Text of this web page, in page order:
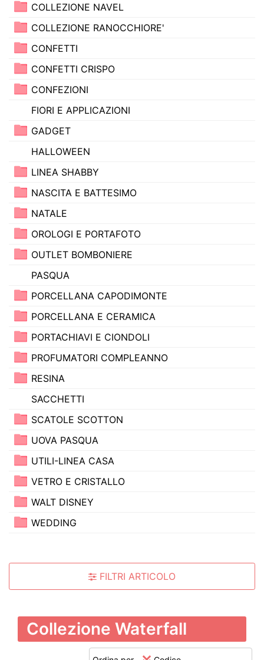
COLLEZIONE NAVEL
COLLEZIONE RANOCCHIORE'
CONFETTI
CONFETTI CRISPO
CONFEZIONI
FIORI E APPLICAZIONI
GADGET
HALLOWEEN
LINEA SHABBY
NASCITA E BATTESIMO
NATALE
OROLOGI E PORTAFOTO
OUTLET BOMBONIERE
PASQUA
PORCELLANA CAPODIMONTE
PORCELLANA E CERAMICA
PORTACHIAVI E CIONDOLI
PROFUMATORI COMPLEANNO
RESINA
SACCHETTI
SCATOLE SCOTTON
UOVA PASQUA
UTILI-LINEA CASA
VETRO E CRISTALLO
WALT DISNEY
WEDDING
FILTRI ARTICOLO
Collezione Waterfall